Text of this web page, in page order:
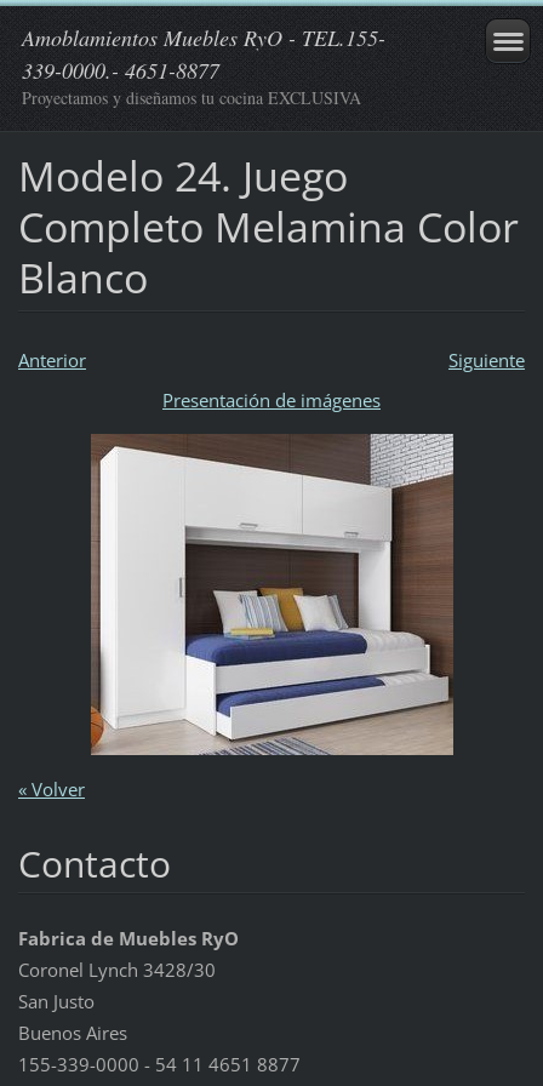
Amoblamientos Muebles RyO - TEL.155-
339-0000.- 4651-8877
Proyectamos y diseñamos tu cocina EXCLUSIVA
Modelo 24. Juego
Completo Melamina Color
Blanco
Anterior
Siguiente
Presentación de imágenes
« Volver
Contacto
Fabrica de Muebles RyO
Coronel Lynch 3428/30
San Justo
Buenos Aires
155-339-0000 - 54 11 4651 8877